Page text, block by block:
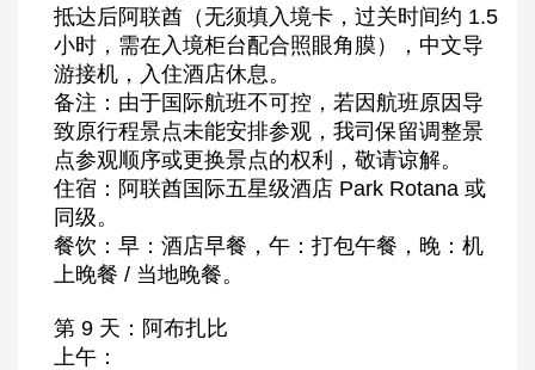
抵达后阿联酋（无须填入境卡，过关时间约 1.5
小时，需在入境柜台配合照眼角膜），中文导
游接机，入住酒店休息。
备注：由于国际航班不可控，若因航班原因导
致原行程景点未能安排参观，我司保留调整景
点参观顺序或更换景点的权利，敬请谅解。
住宿：阿联酋国际五星级酒店 Park Rotana 或
同级。
餐饮：早：酒店早餐，午：打包午餐，晚：机
上晚餐 / 当地晚餐。
第 9 天：阿布扎比
上午：